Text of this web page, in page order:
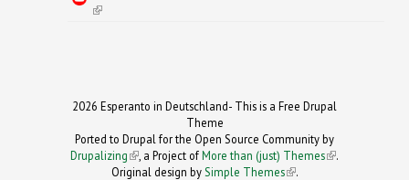
(link is external)
2026 Esperanto in Deutschland- This is a Free Drupal
Theme
Ported to Drupal for the Open Source Community by
Drupalizing(link is external)
, a Project ofMore than (just) Themes (link is
.
Original design by Simple Themes
(link is
.